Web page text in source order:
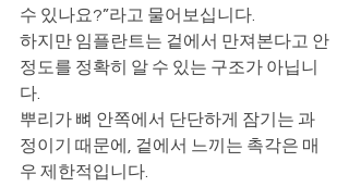
수 있나요?”라고 물어보십니다.
하지만 임플란트는 겉에서 만져본다고 안
정도를 정확히 알 수 있는 구조가 아닙니
다.
뿌리가 뼈 안쪽에서 단단하게 잠기는 과
정이기 때문에, 겉에서 느끼는 촉각은 매
우 제한적입니다.